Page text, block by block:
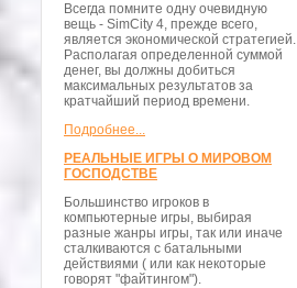
Всегда помните одну очевидную
вещь - SimCity 4, прежде всего,
является экономической стратегией.
Располагая определенной суммой
денег, вы должны добиться
максимальных результатов за
кратчайший период времени.
Подробнее...
РЕАЛЬНЫЕ ИГРЫ О МИРОВОМ
ГОСПОДСТВЕ
Большинство игроков в
компьютерные игры, выбирая
разные жанры игры, так или иначе
сталкиваются с батальными
действиями ( или как некоторые
говорят "файтингом").